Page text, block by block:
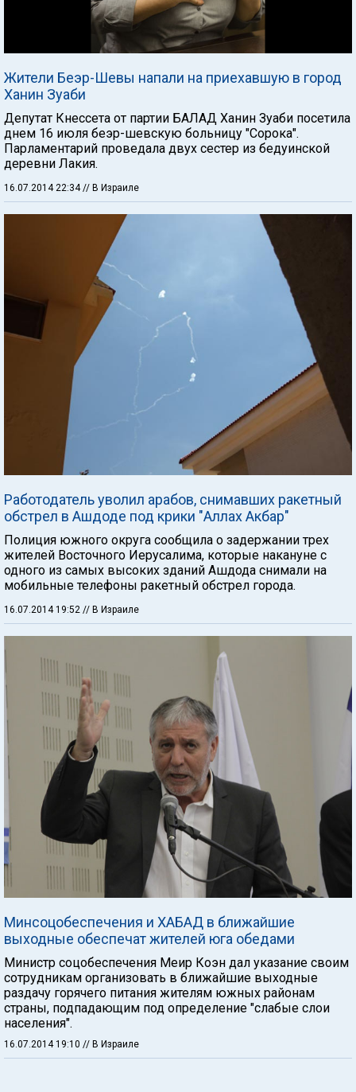
Жители Беэр-Шевы напали на приехавшую в город
Ханин Зуаби
Депутат Кнессета от партии БАЛАД Ханин Зуаби посетила
днем 16 июля беэр-шевскую больницу "Сорока".
Парламентарий проведала двух сестер из бедуинской
деревни Лакия.
16.07.2014 22:34 // В Израиле
Работодатель уволил арабов, снимавших ракетный
обстрел в Ашдоде под крики "Аллах Акбар"
Полиция южного округа сообщила о задержании трех
жителей Восточного Иерусалима, которые накануне с
одного из самых высоких зданий Ашдода снимали на
мобильные телефоны ракетный обстрел города.
16.07.2014 19:52 // В Израиле
Минсоцобеспечения и ХАБАД в ближайшие
выходные обеспечат жителей юга обедами
Министр соцобеспечения Меир Коэн дал указание своим
сотрудникам организовать в ближайшие выходные
раздачу горячего питания жителям южных районам
страны, подпадающим под определение "слабые слои
населения".
16.07.2014 19:10 // В Израиле